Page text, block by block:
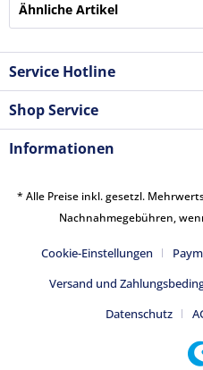
Ähnliche Artikel
Service Hotline
Shop Service
Informationen
* Alle Preise inkl. gesetzl.
Nachnahmegebühren,
Cookie-Einstellungen
Versand und
Datenschutz